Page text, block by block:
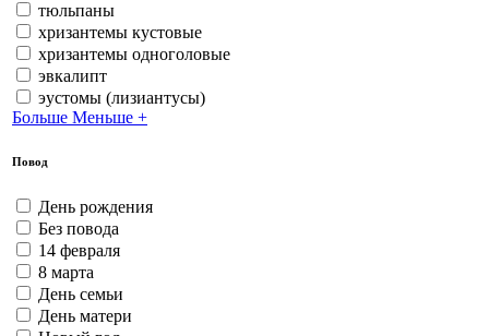
тюльпаны
хризантемы кустовые
хризантемы одноголовые
эвкалипт
эустомы (лизиантусы)
Больше Меньше +
Повод
День рождения
Без повода
14 февраля
8 марта
День семьи
День матери